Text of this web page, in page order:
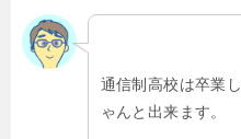
通信制高校は卒業
ゃんと出来ます。